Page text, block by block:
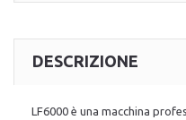
DESCRIZIONE
LF6000 è una macchina